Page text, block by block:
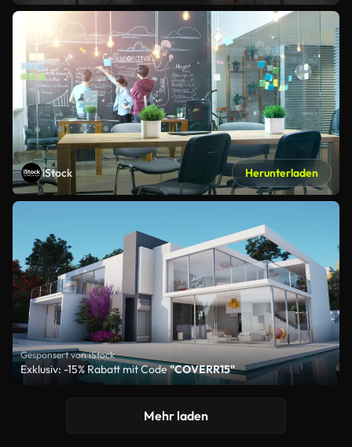
iStock Herunterladen
Gesponsert von iStock
Exklusiv: -15% Rabatt mit Code"COVERR15"
Mehr laden